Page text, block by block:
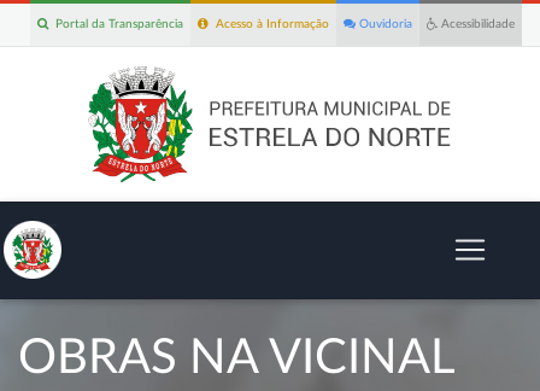
Acessibilidade
Ouvidoria
Acesso à Informação
Portal da Transparência
OBRAS NA VICINAL